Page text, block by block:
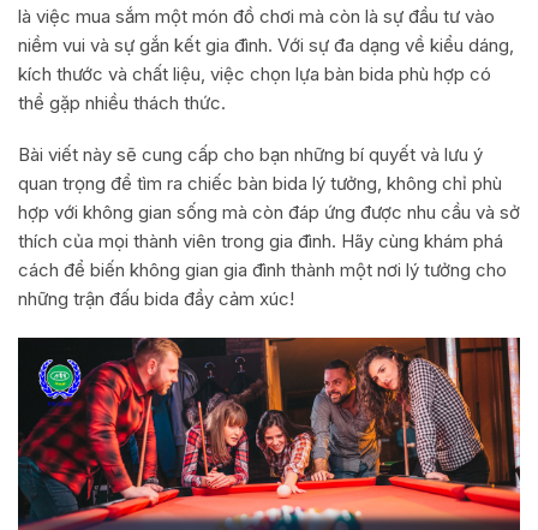
là việc mua sắm một món đồ chơi mà còn là sự đầu tư vào
niềm vui và sự gắn kết gia đình. Với sự đa dạng về kiểu dáng,
kích thước và chất liệu, việc chọn lựa bàn bida phù hợp có
thể gặp nhiều thách thức.
Bài viết này sẽ cung cấp cho bạn những bí quyết và lưu ý
quan trọng để tìm ra chiếc bàn bida lý tưởng, không chỉ phù
hợp với không gian sống mà còn đáp ứng được nhu cầu và sở
thích của mọi thành viên trong gia đình. Hãy cùng khám phá
cách để biến không gian gia đình thành một nơi lý tưởng cho
những trận đấu bida đầy cảm xúc!